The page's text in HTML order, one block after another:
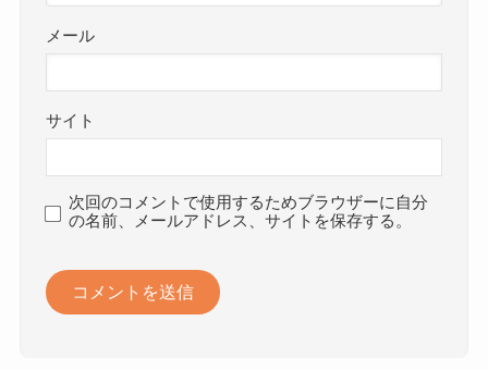
メール
サイト
次回のコメントで使用するためブラウザーに自分
の名前、メールアドレス、サイトを保存する。